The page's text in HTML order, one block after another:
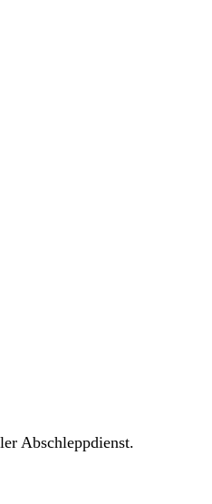
Abschleppdienst.